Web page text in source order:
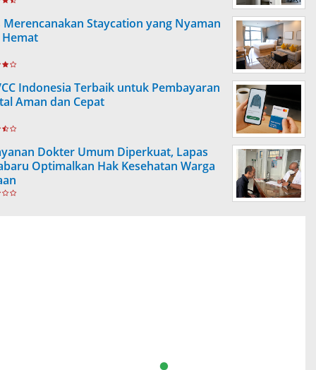
Merencanakan Staycation yang Nyaman
Indonesia Terbaik untuk Pembayaran
Aman dan Cepat
Dokter Umum Diperkuat, Lapas
Optimalkan Hak Kesehatan Warga